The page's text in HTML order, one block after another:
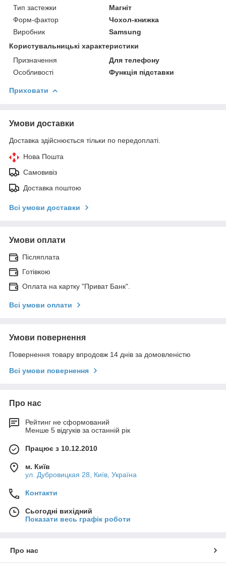
Тип застежки
Магніт
Форм-фактор
Чохол-книжка
Виробник
Samsung
Користувальницькі характеристики
Призначення
Для телефону
Особливості
Функція підставки
Приховати
Умови доставки
Доставка здійснюється тільки по передоплаті.
Нова Пошта
Самовивіз
Доставка поштою
Всі умови доставки
Умови оплати
Післяплата
Готівкою
Оплата на картку "Приват Банк".
Всі умови оплати
Умови повернення
Повернення товару впродовж 14 днів за домовленістю
Всі умови повернення
Про нас
Рейтинг не сформований
Менше 5 відгуків за останній рік
Працює з 10.12.2010
м. Київ
ул. Дубровицкая 28, Київ, Україна
Контакти
Сьогодні вихідний
Показати весь графік роботи
Про нас